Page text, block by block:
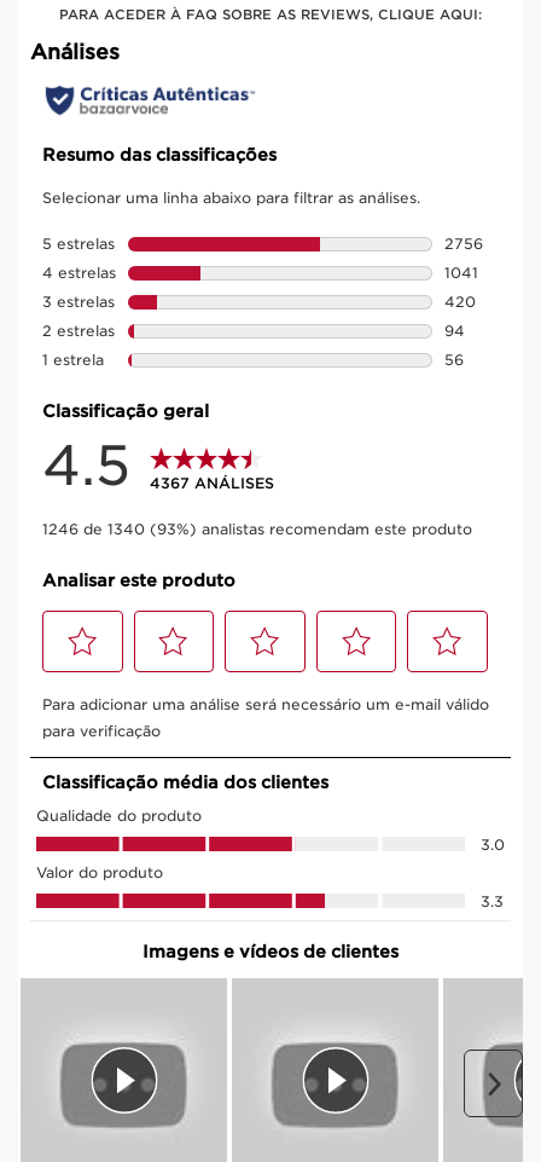
PARA ACEDER À FAQ SOBRE AS REVIEWS, CLIQUE AQUI: